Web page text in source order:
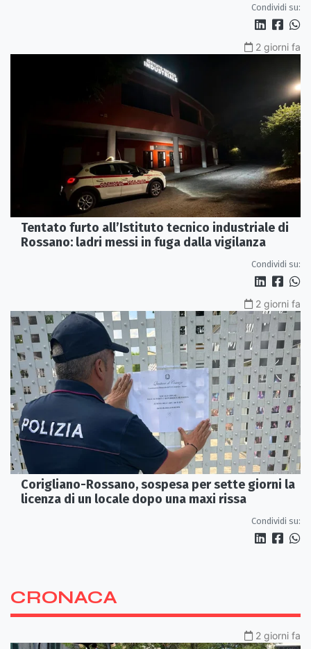
Condividi su:
2 giorni fa
Tentato furto all’Istituto tecnico industriale di
Rossano: ladri messi in fuga dalla vigilanza
Condividi su:
2 giorni fa
Corigliano-Rossano, sospesa per sette giorni la
licenza di un locale dopo una maxi rissa
Condividi su:
CRONACA
2 giorni fa